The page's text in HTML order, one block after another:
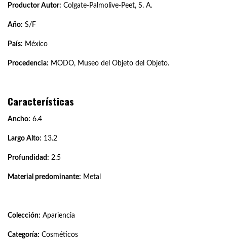
Productor Autor: Colgate-Palmolive-Peet, S. A.
Año: S/F
País: México
Procedencia: MODO, Museo del Objeto del Objeto.
Características
Ancho: 6.4
Largo Alto: 13.2
Profundidad: 2.5
Material predominante: Metal
Colección: Apariencia
Categoría: Cosméticos